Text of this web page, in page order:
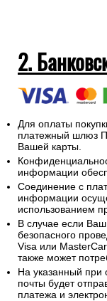
2.
Для оплаты
платежный шлюз
Вашей карты.
информации
Соединение с
информации
использованием
В случае если
безопасного
Visa или
также может
На указанный при
почты будет
платежа и